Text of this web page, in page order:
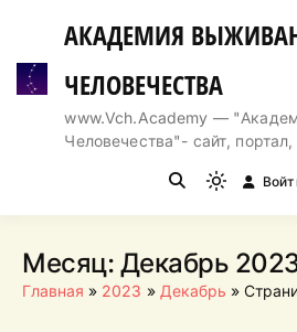
содержимому
АКАДЕМИЯ
ЧЕЛОВЕЧЕСТВА
www.Vch.Academy —
Человечества"- сайт,
Light
mode
(click
to
switch
Месяц: Декабрь
Главная 2023 Декабрь